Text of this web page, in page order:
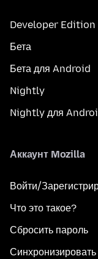
Developer Edition
Бета
Бета для Android
Nightly
Nightly для
Аккаунт Mozilla
Войти/
Что это такое?
Сбросить пароль